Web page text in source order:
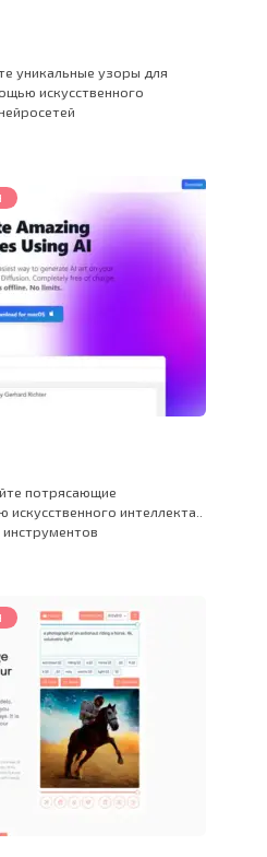
уникальные узоры для
искусственного
потрясающие
интеллекта..